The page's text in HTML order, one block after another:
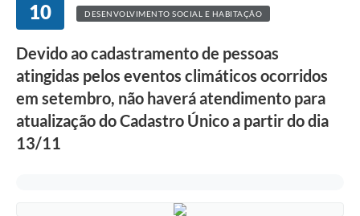
10 DESENVOLVIMENTO SOCIAL E HABITAÇÃO
Devido ao cadastramento de pessoas
atingidas pelos eventos climáticos ocorridos
em setembro, não haverá atendimento para
atualização do Cadastro Único a partir do dia
13/11